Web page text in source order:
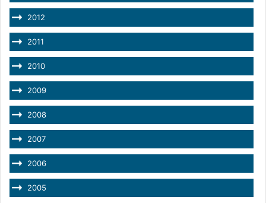
2012
2011
2010
2009
2008
2007
2006
2005